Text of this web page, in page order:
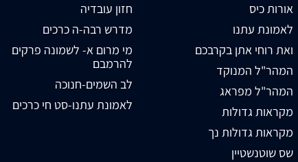
אורות כיס
לאמונת עתנו
ואת רוחי אתן בקרבכם
המהר"ל המנוקד
המהר"ל מפראג
מקראות גדולות
מקראות גדולות נך
שס שוטנשטיין
חזון עובדיה
מדרש רבה-ה כרכים
מי מרום א- לשמונה פרקים
להרמבם
לב השמים-חנוכה
לאמונת עתנו-סט חי כרכים